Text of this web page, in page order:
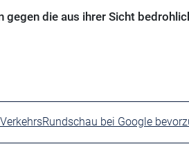
die aus ihrer Sicht
VerkehrsRundschau bei Google